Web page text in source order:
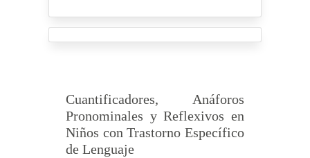
Cuantificadores, Anáforos
Pronominales y Reflexivos en
Niños con Trastorno Específico
de Lenguaje